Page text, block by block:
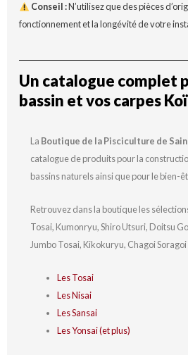
Conseil :N’utilisez que des pièces
fonctionnement et la longévité de votre
Un catalogue complet
bassin et vos carpes Koï
La Boutique de la Pisciculture de
catalogue de produits pour la
bassins naturels ainsi que pour le bien-
Retrouvez dans la boutique les
Tosai, Kumonryu, Shiro Utsuri, Doitsu
Jumbo Tosai, Kikokuryu, Chagoi
Les Tosai
Les Nisai
Les Sansai
Les Yonsai (et plus)